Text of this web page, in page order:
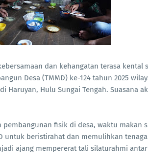
kebersamaan dan kehangatan terasa kental
Desa (TMMD) ke-124 tahun 2025
Haruyan, Hulu Sungai Tengah. Suasana
fisik di desa, waktu makan
untuk beristirahat dan memulihkan
ajang mempererat tali silaturahmi antar